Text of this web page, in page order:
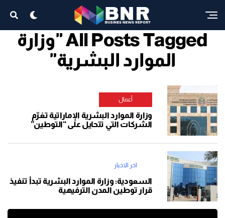
All Posts Tagged "وزارة
الموارد البشرية"
أعمال
وزارة الموارد البشرية الإماراتية تغرّم
الشركات التي تتحايل على “التوطين”
اخر الاخبار
السعودية: وزارة الموارد البشرية تبدأ تنفيذ
قرار توطين المدن الترفيهية